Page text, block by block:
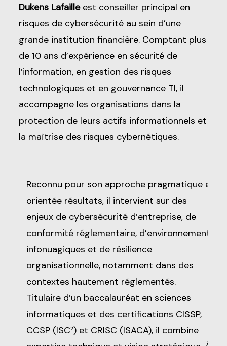
Dukens Lafailleest conseiller principal en
risques de cybersécurité au sein d’une
grande institution financière. Comptant plus
de 10 ans d’expérience en sécurité de
l’information, en gestion des risques
technologiques et en gouvernance TI, il
accompagne les organisations dans la
protection de leurs actifs informationnels et
la maîtrise des risques cybernétiques.
Reconnu pour son approche pragmatique et
orientée résultats, il intervient sur des
enjeux de cybersécurité d’entreprise, de
conformité réglementaire, d’environnements
infonuagiques et de résilience
organisationnelle, notamment dans des
contextes hautement réglementés.
Titulaire d’un baccalauréat en sciences
informatiques et des certifications CISSP,
CCSP (ISC²) et CRISC (ISACA), il combine